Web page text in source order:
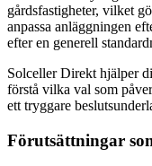
gårdsfastigheter, vilket
anpassa anläggningen
efter en generell
Solceller Direkt hjälper
förstå vilka val som
ett tryggare
Förutsättningar